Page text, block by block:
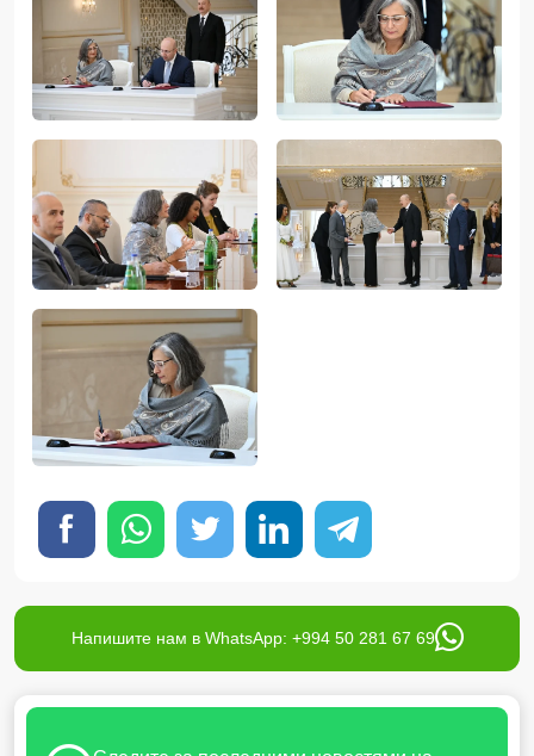
Напишите нам в WhatsApp: +994 50 281 67 69